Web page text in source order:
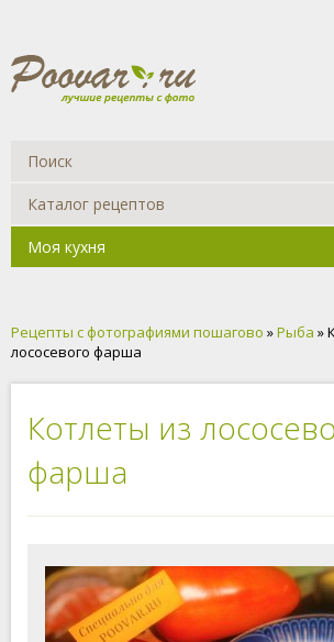
Каталог рецептов
Моя кухня
Рецепты с фотографиями пошагово »Рыба »
лососевого фарша
Котлеты из
фарша